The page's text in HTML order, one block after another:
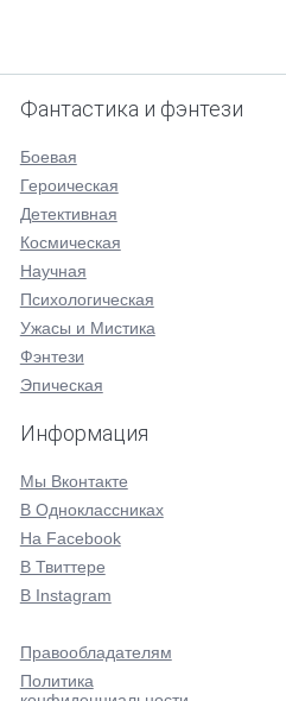
Фантастика и фэнтези
Боевая
Героическая
Детективная
Космическая
Научная
Психологическая
Ужасы и Мистика
Фэнтези
Эпическая
Информация
Мы Вконтакте
В Одноклассниках
На Facebook
В Твиттере
В Instagram
Правообладателям
Политика